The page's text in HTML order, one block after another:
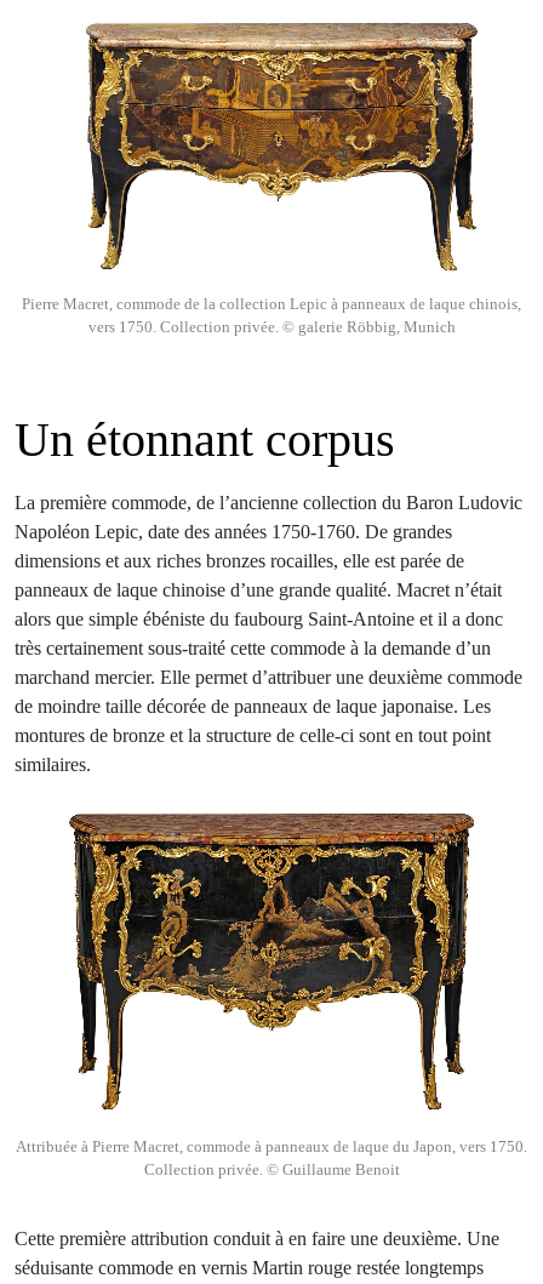
Pierre Macret, commode de la collection Lepic à panneaux de laque chinois,
vers 1750. Collection privée. © galerie Röbbig, Munich
Un étonnant corpus
La première commode, de l’ancienne collection du Baron Ludovic
Napoléon Lepic, date des années 1750-1760. De grandes
dimensions et aux riches bronzes rocailles, elle est parée de
panneaux de laque chinoise d’une grande qualité. Macret n’était
alors que simple ébéniste du faubourg Saint-Antoine et il a donc
très certainement sous-traité cette commode à la demande d’un
marchand mercier. Elle permet d’attribuer une deuxième commode
de moindre taille décorée de panneaux de laque japonaise. Les
montures de bronze et la structure de celle-ci sont en tout point
similaires.
Attribuée à Pierre Macret, commode à panneaux de laque du Japon, vers 1750.
Collection privée. © Guillaume Benoit
Cette première attribution conduit à en faire une deuxième. Une
séduisante commode en vernis Martin rouge restée longtemps